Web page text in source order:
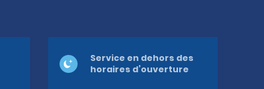
Service en dehors des
horaires d’ouverture